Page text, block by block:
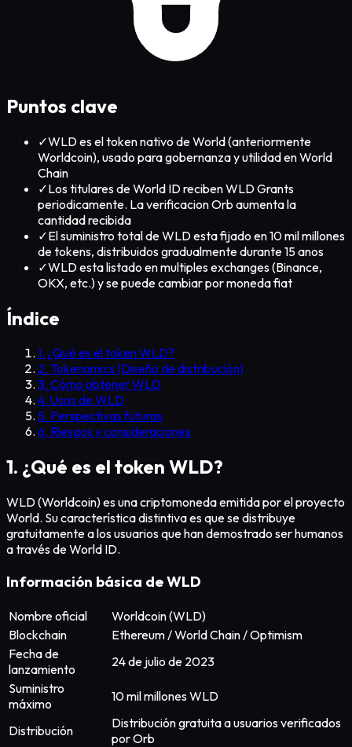
Puntos clave
✓WLD es el token nativo de World (anteriormente
Worldcoin), usado para gobernanza y utilidad en World
Chain
✓Los titulares de World ID reciben WLD Grants
periodicamente. La verificacion Orb aumenta la
cantidad recibida
✓El suministro total de WLD esta fijado en 10 mil millones
de tokens, distribuidos gradualmente durante 15 anos
✓WLD esta listado en multiples exchanges (Binance,
OKX, etc.) y se puede cambiar por moneda fiat
Índice
1. ¿Qué es el token WLD?
2. Tokenomics (Diseño de distribución)
3. Cómo obtener WLD
4. Usos de WLD
5. Perspectivas futuras
6. Riesgos y consideraciones
1. ¿Qué es el token WLD?
WLD (Worldcoin) es una criptomoneda emitida por el proyecto
World. Su característica distintiva es que se distribuye
gratuitamente a los usuarios que han demostrado ser humanos
a través de World ID.
Información básica de WLD
Nombre oficial
Worldcoin (WLD)
Blockchain
Ethereum / World Chain / Optimism
Fecha de
lanzamiento
24 de julio de 2023
Suministro
máximo
10 mil millones WLD
Distribución
Distribución gratuita a usuarios verificados
por Orb